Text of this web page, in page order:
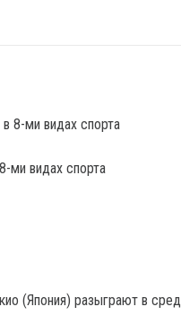
ми видах спорта
(Япония) разыграют в